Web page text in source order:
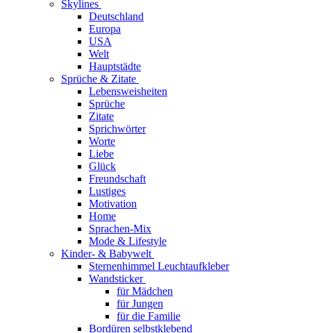
Skylines
Deutschland
Europa
USA
Welt
Hauptstädte
Sprüche & Zitate
Lebensweisheiten
Sprüche
Zitate
Sprichwörter
Worte
Liebe
Glück
Freundschaft
Lustiges
Motivation
Home
Sprachen-Mix
Mode & Lifestyle
Kinder- & Babywelt
Sternenhimmel Leuchtaufkleber
Wandsticker
für Mädchen
für Jungen
für die Familie
Bordüren selbstklebend